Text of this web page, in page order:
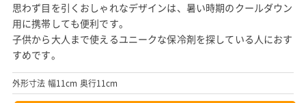
思わず目を引くおしゃれなデザインは、暑い時期のクールダウン
用に携帯しても便利です。
子供から大人まで使えるユニークな保冷剤を探している人におす
すめです。
外形寸法 幅11cm 奥行11cm